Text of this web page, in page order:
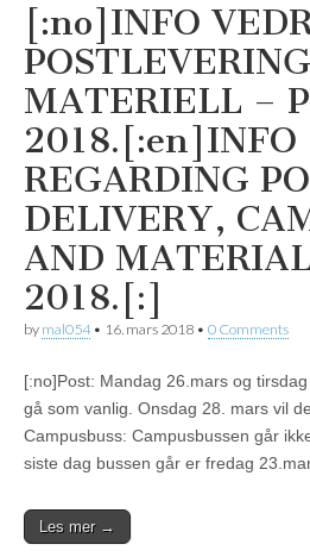
[:no]INFO
MATERIELL –
2018.[:en]INFO
REGARDING
DELIVERY,
AND
2018.[:]
by mal054• 16. mars 2018 • 0 Comments
[:no]Post: Mandag 26.mars og
gå som vanlig. Onsdag 28. mars vil
Campusbuss: Campusbussen går
siste dag bussen går er fredag
Les mer →